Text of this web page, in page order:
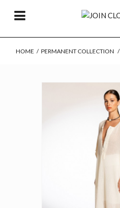
HOME / PERMANENT COLLECTION /